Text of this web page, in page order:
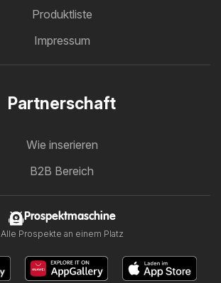
Produktliste
Impressum
Partnerschaft
Wie inserieren
B2B Bereich
Prospektmaschine
Alle Prospekte an einem Platz